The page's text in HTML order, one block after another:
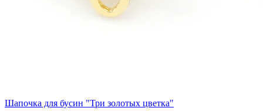
Шапочка для бусин "Три золотых цветка"